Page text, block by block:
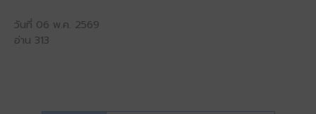
วันที่ 06 พ.ค. 2569
อ่าน 313